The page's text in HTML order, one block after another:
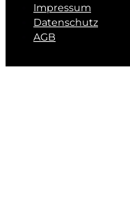
Impressum
Datenschutz
AGB